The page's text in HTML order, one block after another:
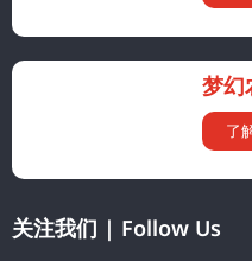
梦
了
关注我们 | Follow Us